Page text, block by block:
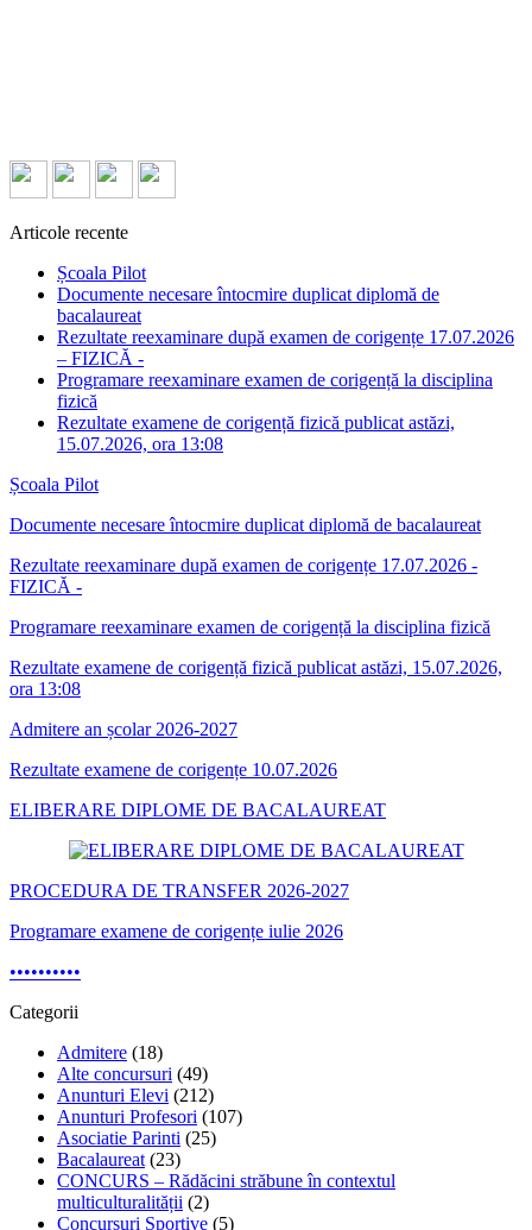
Articole recente
Școala Pilot
Documente necesare întocmire duplicat diplomă de
bacalaureat
Rezultate reexaminare după examen de corigențe 17.07.2026
– FIZICĂ -
Programare reexaminare examen de corigență la disciplina
fizică
Rezultate examene de corigență fizică publicat astăzi,
15.07.2026, ora 13:08
Școala Pilot
Documente necesare întocmire duplicat diplomă de bacalaureat
Rezultate reexaminare după examen de corigențe 17.07.2026 -
FIZICĂ -
Programare reexaminare examen de corigență la disciplina fizică
Rezultate examene de corigență fizică publicat astăzi, 15.07.2026,
ora 13:08
Admitere an școlar 2026-2027
Rezultate examene de corigențe 10.07.2026
ELIBERARE DIPLOME DE BACALAUREAT
PROCEDURA DE TRANSFER 2026-2027
Programare examene de corigențe iulie 2026
••••••••••
Categorii
Admitere (18)
Alte concursuri (49)
Anunturi Elevi (212)
Anunturi Profesori (107)
Asociatie Parinti (25)
Bacalaureat (23)
CONCURS – Rădăcini străbune în contextul
multiculturalității (2)
Concursuri Sportive (5)